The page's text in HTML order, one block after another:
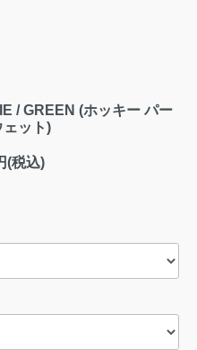
/ GREEN (ホッキー パー
ェット)
(税込)